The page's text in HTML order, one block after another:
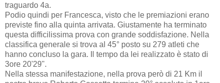
traguardo 4a.
Podio quindi per Francesca, visto che le premiazioni erano
previste fino alla quinta arrivata. Giustamente ha terminato
questa difficilissima prova con grande soddisfazione. Nella
classifica generale si trova al 45° posto su 279 atleti che
hanno concluso la gara. Il tempo da lei realizzato è stato di
3ore 20'29".
Nella stessa manifestazione, nella prova però di 21 Km il